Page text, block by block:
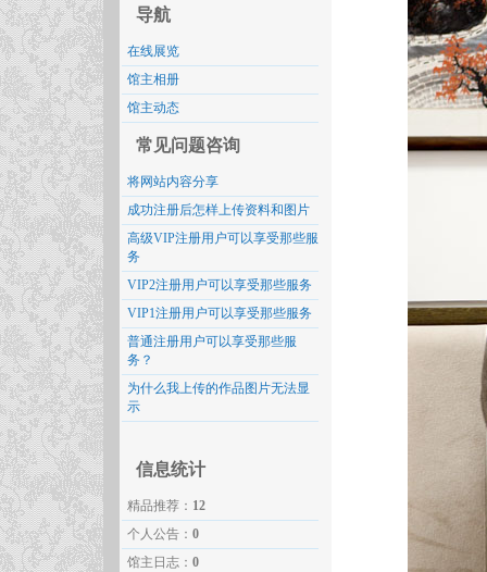
导航
在线展览
馆主相册
馆主动态
常见问题咨询
将网站内容分享
成功注册后怎样上传资料和图片
高级VIP注册用户可以享受那些服
务
VIP2注册用户可以享受那些服务
VIP1注册用户可以享受那些服务
普通注册用户可以享受那些服
务？
为什么我上传的作品图片无法显
示
信息统计
精品推荐： 12
个人公告： 0
馆主日志： 0